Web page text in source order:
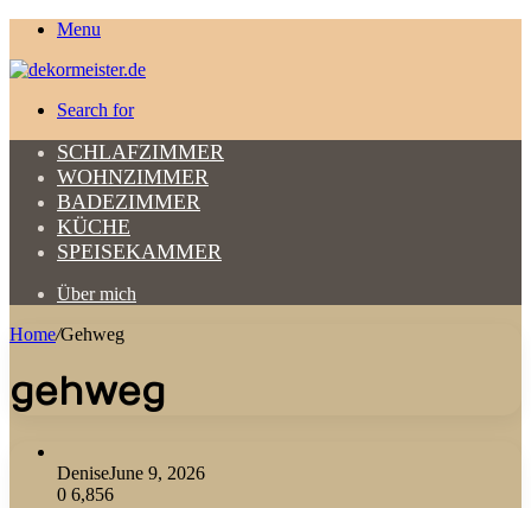
Menu
Search for
SCHLAFZIMMER
WOHNZIMMER
BADEZIMMER
KÜCHE
SPEISEKAMMER
Über mich
Home/Gehweg
gehweg
DeniseJune 9, 2026
0 6,856